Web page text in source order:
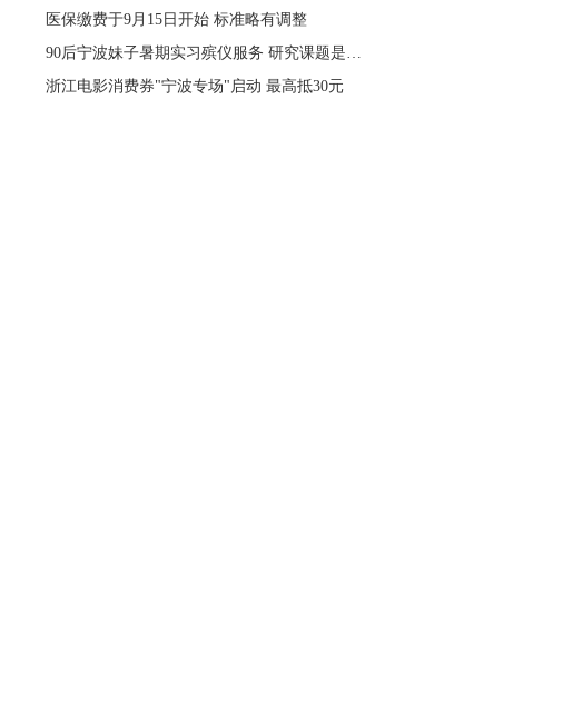
医保缴费于9月15日开始 标准略有调整
90后宁波妹子暑期实习殡仪服务 研究课题是…
浙江电影消费券"宁波专场"启动 最高抵30元